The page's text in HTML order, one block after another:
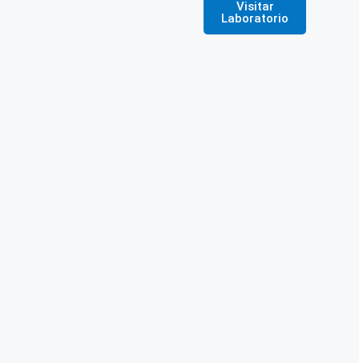
Visitar
Laboratorio